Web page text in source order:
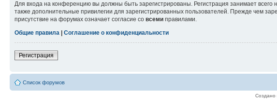
Для входа на конференцию вы должны быть зарегистрированы. Регистрация занимает
также дополнительные привилегии для зарегистрированных пользователей. Прежде чем
присутствие на форумах означает согласие со всеми правилами.
Общие правила
Соглашение о конфиденциальности
Регистрация
Список форумов
Создано